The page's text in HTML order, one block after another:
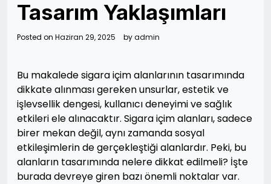
Tasarım Yaklaşımları
Posted on Haziran 29, 2025 byadmin
Bu makalede sigara içim alanlarının tasarımında
dikkate alınması gereken unsurlar, estetik ve
işlevsellik dengesi, kullanıcı deneyimi ve sağlık
etkileri ele alınacaktır. Sigara içim alanları, sadece
birer mekan değil, aynı zamanda sosyal
etkileşimlerin de gerçekleştiği alanlardır. Peki, bu
alanların tasarımında nelere dikkat edilmeli? İşte
burada devreye giren bazı önemli noktalar var.